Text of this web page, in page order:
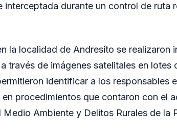
interceptada durante un control de ruta
la localidad de Andresito se realizaron
través de imágenes satelitales en
identificar a los responsables
en procedimientos que contaron con el
Medio Ambiente y Delitos Rurales de la